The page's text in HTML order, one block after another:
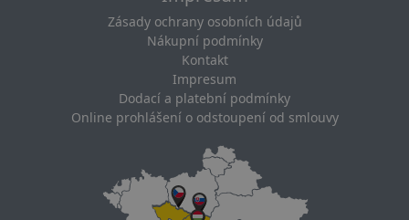
Zásady ochrany osobních údajů
Nákupní podmínky
Kontakt
Impresum
Dodací a platební podmínky
Online prohlášení o odstoupení od smlouvy